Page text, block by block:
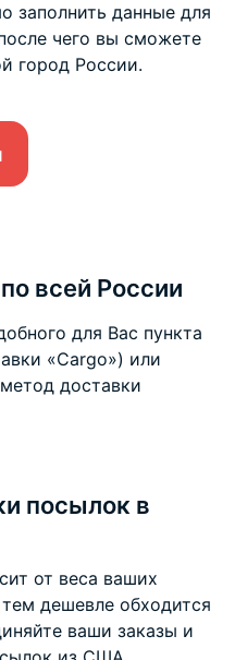
заполнить данные для
чего вы сможете
город России.
всей России
для Вас пункта
«Cargo») или
доставки
посылок в
от веса ваших
дешевле обходится
ваши заказы и